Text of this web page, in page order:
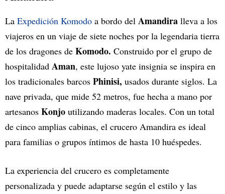
La Expedición Komodo a bordo del Amandira lleva a los
viajeros en un viaje de siete noches por la legendaria tierra
de los dragones de Komodo. Construido por el grupo de
hospitalidad Aman, este lujoso yate insignia se inspira en
los tradicionales barcos Phinisi, usados durante siglos. La
nave privada, que mide 52 metros, fue hecha a mano por
artesanos Konjo utilizando maderas locales. Con un total
de cinco amplias cabinas, el crucero Amandira es ideal
para familias o grupos íntimos de hasta 10 huéspedes.
La experiencia del crucero es completamente
personalizada y puede adaptarse según el estilo y las